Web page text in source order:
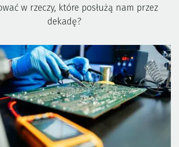
w rzeczy, które posłużą nam przez
dekadę?